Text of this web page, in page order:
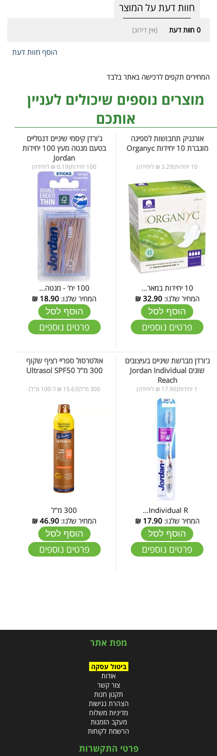
חוות דעת על המוצר
0 חוות דעת (אין דירוג)
הוסף חוות דעת
המחירים תקפים לרכישה באתר בלבד
מוצרים נוספים שיכולים לעניין
אותכם
אורגניק תחבושות לספיגה
מוגברת 10 יחידות Organyc
10 יחידות(3.29 ₪ ליחידה)
10 יחידות במאר...
המחיר שלנו:32.90
₪
הוסף לסל
פרטים נוספים
ג'ורדן קיסמי שיניים דנטליים
בטעם מנטה מעץ 100 יחידות
Jordan
100 יחידות(0.19 ₪ ליחידה)
100 יח' - מנטה...
המחיר שלנו: 18.90
₪
הוסף לסל
פרטים נוספים
ג'ורדן מברשת שיניים בעיצובים
שונים Jordan Individual
Reach
1 יחידות(17.90 ₪ ליחידה)
Individual R...
המחיר שלנו:17.90
₪
הוסף לסל
פרטים נוספים
אולטרסול ספריי רציף שקוף
300 מ"ל Ultrasol SPF50
300 מ"ל(15.63 ₪ ל-100 מ"ל)
300 מ"ל
המחיר שלנו: 46.90
₪
הוסף לסל
פרטים נוספים
מפת אתר
ביטול עסקה
אודות
צור קשר
תקנון חנות
הצהרת נגישות
מדיניות משלוח
מעקב הזמנות
הרשמת לקוחות
פרטי התקשרות